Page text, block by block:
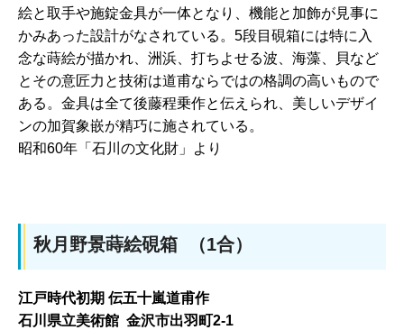
絵と取手や施錠金具が一体となり、機能と加飾が見事に
かみあった設計がなされている。5段目硯箱には特に入
念な蒔絵が描かれ、洲浜、打ちよせる波、海藻、貝など
とその意匠力と技術は道甫ならではの格調の高いもので
ある。金具は全て後藤程乗作と伝えられ、美しいデザイ
ンの加賀象嵌が精巧に施されている。
昭和60年「石川の文化財」より
秋月野景蒔絵硯箱 （1合）
江戸時代初期 伝五十嵐道甫作
石川県立美術館 金沢市出羽町2-1